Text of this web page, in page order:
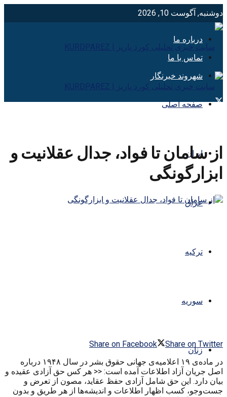
دوشنبه, آگوست 10, 2026
درباره ما
تماس با ما
شهروند خبرنگار
صفحه اصلی
ایران
عراق
ترکیه
سوریه
زنان
از سامان تا فواد، جدال عقلانیت و
ابزارگونگی
Share on Facebook
Share on Twitter
در ماده‌ی ۱۹ اعلامیه‌ی جهانی حقوق بشر در سال ۱۹۴۸ درباره
اصل جریان آزاد اطلاعات آمده است: << هر کس حق آزادی عقیده و
بیان دارد. این حق شامل آزادی حفظ عقاید، مصون از تعرض و
جست‌وجو، کسب اظهار اطلاعات و اندیشه‌ها از هر طریق و بدون